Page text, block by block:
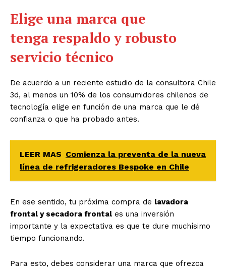
Elige una marca que
tenga respaldo y robusto
servicio técnico
De acuerdo a un reciente estudio de la consultora Chile
3d, al menos un 10% de los consumidores chilenos de
tecnología elige en función de una marca que le dé
confianza o que ha probado antes.
LEER MAS Comienza la preventa de la nueva
línea de refrigeradores Bespoke en Chile
En ese sentido, tu próxima compra de lavadora
frontal y secadora frontal es una inversión
importante y la expectativa es que te dure muchísimo
tiempo funcionando.
Para esto, debes considerar una marca que ofrezca